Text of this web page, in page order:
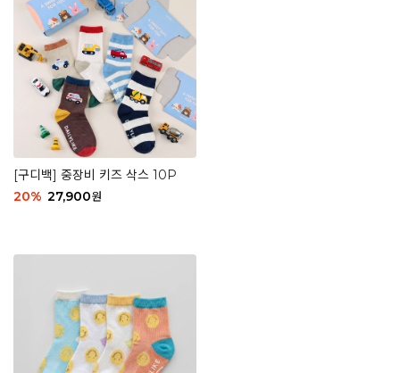
[구디백] 중장비 키즈 삭스 10P
20% 27,900원